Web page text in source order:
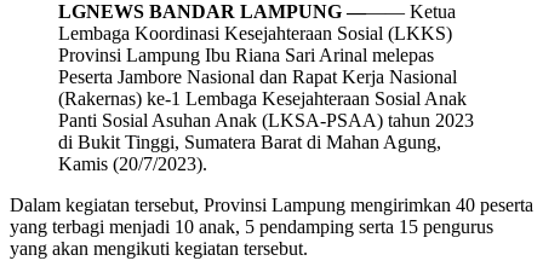
LGNEWS BANDAR LAMPUNG ——— Ketua
Lembaga Koordinasi Kesejahteraan Sosial (LKKS)
Provinsi Lampung Ibu Riana Sari Arinal melepas
Peserta Jambore Nasional dan Rapat Kerja Nasional
(Rakernas) ke-1 Lembaga Kesejahteraan Sosial Anak
Panti Sosial Asuhan Anak (LKSA-PSAA) tahun 2023
di Bukit Tinggi, Sumatera Barat di Mahan Agung,
Kamis (20/7/2023).
Dalam kegiatan tersebut, Provinsi Lampung mengirimkan 40 peserta
yang terbagi menjadi 10 anak, 5 pendamping serta 15 pengurus
yang akan mengikuti kegiatan tersebut.